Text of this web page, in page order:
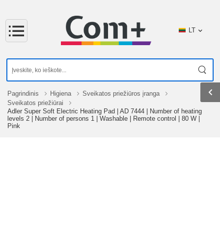
LT
Pagrindinis Higiena
Sveikatos priežiūros įranga
Sveikatos priežiūrai
Adler Super Soft Electric Heating Pad | AD 7444 | Number of heating
levels 2 | Number of persons 1 | Washable | Remote control | 80 W |
Pink